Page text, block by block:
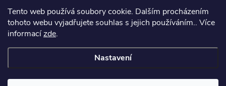
Tento web používá soubory cookie. Dalším procházením
tohoto webu vyjadřujete souhlas s jejich používáním.. Více
informacízde.
Nastavení
Copyright 2026Style4.cz. Všechna práva vyhrazena.